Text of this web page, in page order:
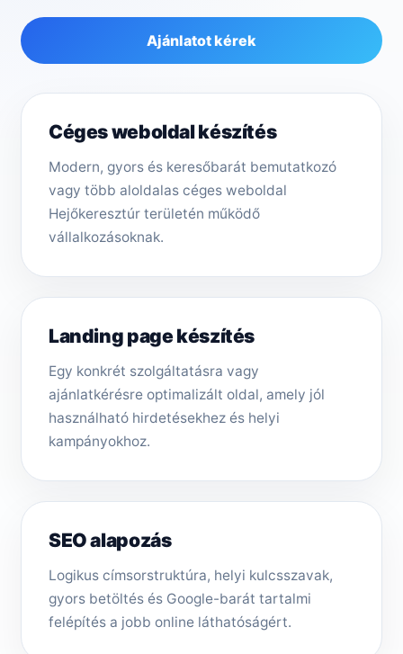
Ajánlatot kérek
Céges weboldal készítés
Modern, gyors és keresőbarát bemutatkozó
vagy több aloldalas céges weboldal
Hejőkeresztúr területén működő
vállalkozásoknak.
Landing page készítés
Egy konkrét szolgáltatásra vagy
ajánlatkérésre optimalizált oldal, amely jól
használható hirdetésekhez és helyi
kampányokhoz.
SEO alapozás
Logikus címsorstruktúra, helyi kulcsszavak,
gyors betöltés és Google-barát tartalmi
felépítés a jobb online láthatóságért.